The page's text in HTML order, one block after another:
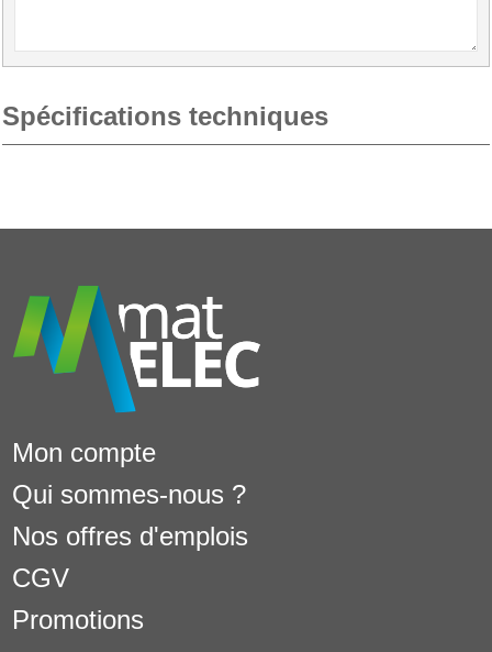
Spécifications techniques
Mon compte
Qui sommes-nous ?
Nos offres d'emplois
CGV
Promotions